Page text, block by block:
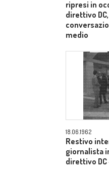
ripresi in
direttivo
medio
18.06.1962
Restivo
giornalista
direttivo